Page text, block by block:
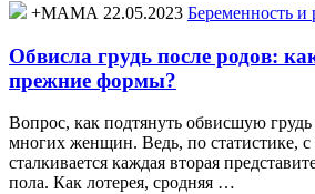
+МАМА 22.05.2023 Беременность и
Обвисла грудь после родов:
прежние формы?
Вопрос, как подтянуть обвисшую
многих женщин. Ведь, по статистике, с
сталкивается каждая вторая
пола. Как лотерея, сродняя …